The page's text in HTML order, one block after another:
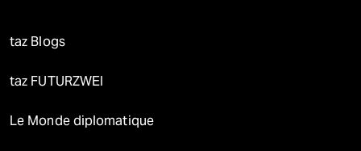
taz Blogs
taz FUTURZWEI
Le Monde diplomatique